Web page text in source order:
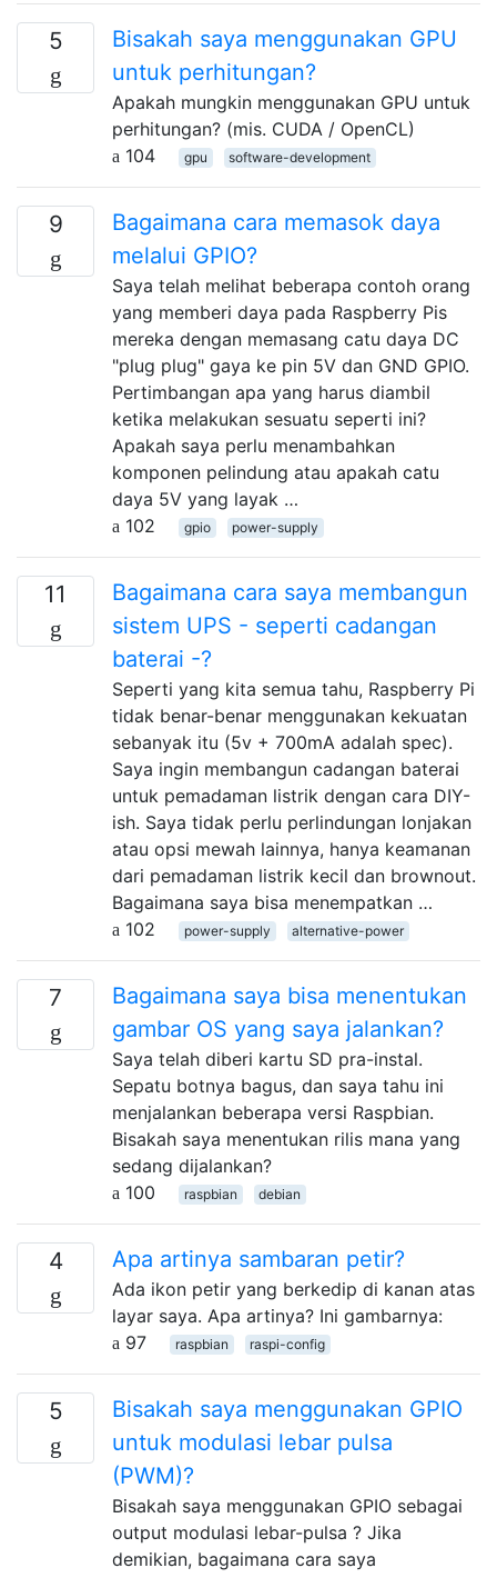
5
Bisakah saya menggunakan GPU
untuk perhitungan?
Apakah mungkin menggunakan GPU untuk
perhitungan? (mis. CUDA / OpenCL)
104
gpu software-development
9
Bagaimana cara memasok daya
melalui GPIO?
Saya telah melihat beberapa contoh orang
yang memberi daya pada Raspberry Pis
mereka dengan memasang catu daya DC
"plug plug" gaya ke pin 5V dan GND GPIO.
Pertimbangan apa yang harus diambil
ketika melakukan sesuatu seperti ini?
Apakah saya perlu menambahkan
komponen pelindung atau apakah catu
daya 5V yang layak …
102
gpio power-supply
11
Bagaimana cara saya membangun
sistem UPS - seperti cadangan
baterai -?
Seperti yang kita semua tahu, Raspberry Pi
tidak benar-benar menggunakan kekuatan
sebanyak itu (5v + 700mA adalah spec).
Saya ingin membangun cadangan baterai
untuk pemadaman listrik dengan cara DIY-
ish. Saya tidak perlu perlindungan lonjakan
atau opsi mewah lainnya, hanya keamanan
dari pemadaman listrik kecil dan brownout.
Bagaimana saya bisa menempatkan …
102
power-supply alternative-power
7
Bagaimana saya bisa menentukan
gambar OS yang saya jalankan?
Saya telah diberi kartu SD pra-instal.
Sepatu botnya bagus, dan saya tahu ini
menjalankan beberapa versi Raspbian.
Bisakah saya menentukan rilis mana yang
sedang dijalankan?
100
raspbian debian
4 Apa artinya sambaran petir?
Ada ikon petir yang berkedip di kanan atas
layar saya. Apa artinya? Ini gambarnya:
97
raspbian raspi-config
5
Bisakah saya menggunakan GPIO
untuk modulasi lebar pulsa
(PWM)?
Bisakah saya menggunakan GPIO sebagai
output modulasi lebar-pulsa ? Jika
demikian, bagaimana cara saya